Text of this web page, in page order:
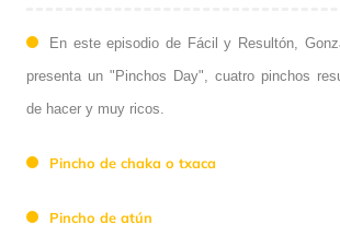
En este episodio de Fácil y Resultón,
presenta un "Pinchos Day", cuatro pinchos
de hacer y muy ricos.
Pincho de chaka o txaca
Pincho de atún